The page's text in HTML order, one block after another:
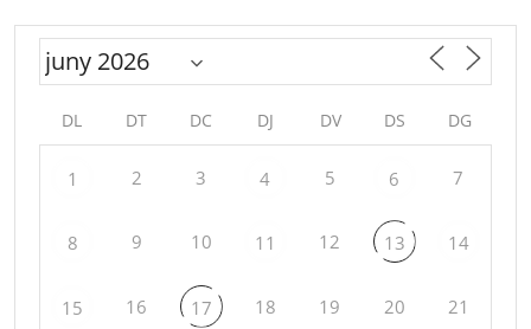
DL DT DC DJ DV DS DG
1 2 3 4 5 6 7
8 9 10 11 12 13 14
15 16 17 18 19 20 21